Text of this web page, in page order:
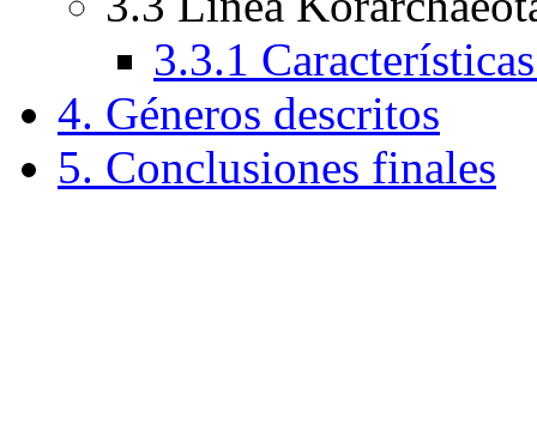
3.3.1
4. Géneros descritos
5. Conclusiones finales